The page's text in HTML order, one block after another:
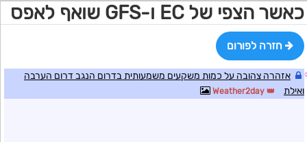
כאשר הצפי של EC ו-GFS שואף לאפס
חזרה לפורום
אזהרה צהובה על כמות משקעים משמעותית בדרום הנגב דרום הערבה
ואילת